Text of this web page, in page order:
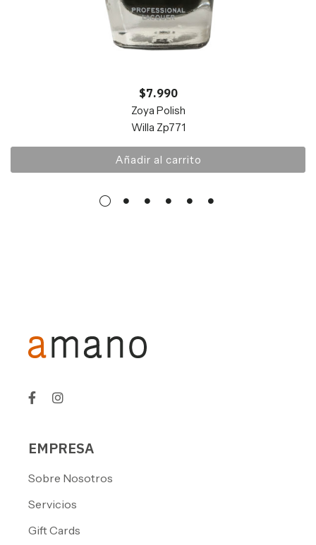
$7.990
Zoya Polish
Willa Zp771
Añadir al carrito
EMPRESA
Sobre Nosotros
Servicios
Gift Cards